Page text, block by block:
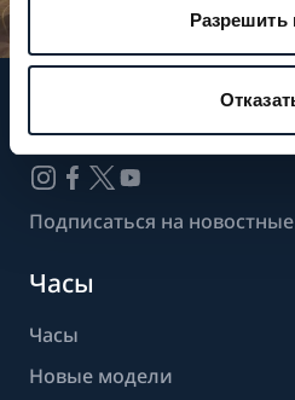
Следите за нашими
Подписаться на
Часы
Часы
Новые модели